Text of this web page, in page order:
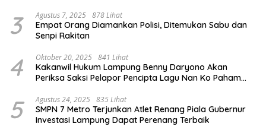
3 Agustus 7, 2025 878 Lihat
Empat Orang Diamankan Polisi, Ditemukan Sabu dan
Senpi Rakitan
4 Oktober 20, 2025 841 Lihat
Kakanwil Hukum Lampung Benny Daryono Akan
Periksa Saksi Pelapor Pencipta Lagu Nan Ko Paham
5 Agustus 24, 2025 835 Lihat
SMPN 7 Metro Terjunkan Atlet Renang Piala Gubernur
Investasi Lampung Dapat Perenang Terbaik